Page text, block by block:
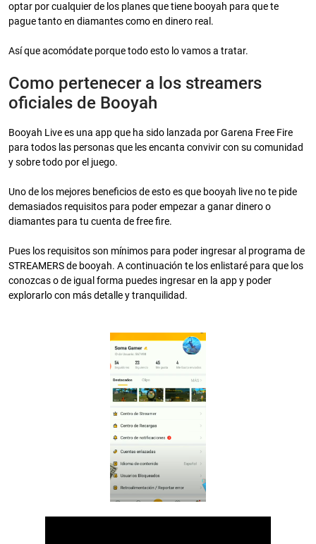
optar por cualquier de los planes que tiene booyah para que te
pague tanto en diamantes como en dinero real.
Así que acomódate porque todo esto lo vamos a tratar.
Como pertenecer a los streamers
oficiales de Booyah
Booyah Live es una app que ha sido lanzada por Garena Free Fire
para todos las personas que les encanta convivir con su comunidad
y sobre todo por el juego.
Uno de los mejores beneficios de esto es que booyah live no te pide
demasiados requisitos para poder empezar a ganar dinero o
diamantes para tu cuenta de free fire.
Pues los requisitos son mínimos para poder ingresar al programa de
STREAMERS de booyah. A continuación te los enlistaré para que los
conozcas o de igual forma puedes ingresar en la app y poder
explorarlo con más detalle y tranquilidad.